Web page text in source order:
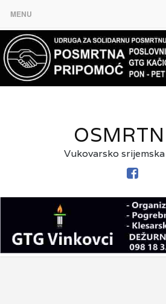
MENU
Vukovarsko